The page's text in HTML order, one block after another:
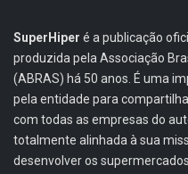
SuperHiper é a publicação
produzida pela Associação
(ABRAS) há 50 anos. É uma
pela entidade para
com todas as empresas do
totalmente alinhada à sua
desenvolver os